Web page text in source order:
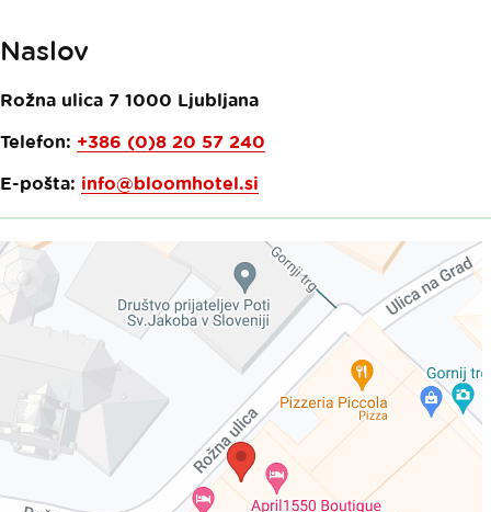
Naslov
Rožna ulica 7 1000 Ljubljana
Telefon: +386 (0)8 20 57 240
E-pošta: info@bloomhotel.si